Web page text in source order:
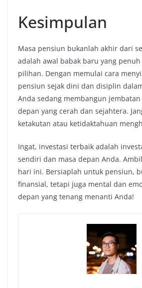
Kesimpulan
Masa pensiun bukanlah akhir dari
adalah awal babak baru yang
pilihan. Dengan memulai cara
pensiun sejak dini dan disiplin
Anda sedang membangun
depan yang cerah dan sejahtera.
ketakutan atau ketidaktahuan
Ingat, investasi terbaik adalah
sendiri dan masa depan Anda.
hari ini. Bersiaplah untuk pensiun,
finansial, tetapi juga mental dan
depan yang tenang menanti Anda!